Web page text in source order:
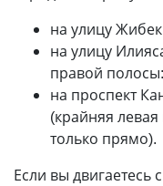
на улицу
на улицу
правой полосы:
на проспект
(крайняя
только прямо).
Если вы двигаетесь